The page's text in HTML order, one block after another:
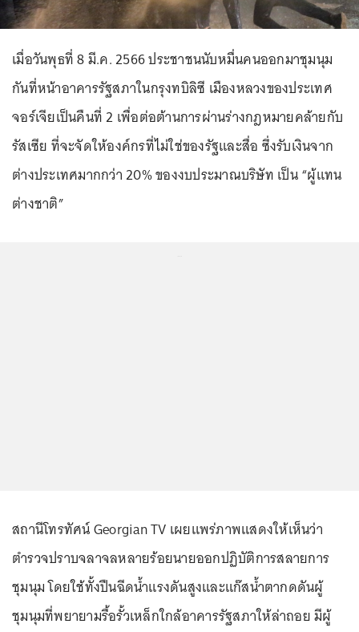
เมื่อวันพุธที่ 8 มี.ค. 2566 ประชาชนนับหมื่นคนออกมาชุมนุม
กันที่หน้าอาคารรัฐสภาในกรุงทบิลิซี เมืองหลวงของประเทศ
จอร์เจียเป็นคืนที่ 2 เพื่อต่อต้านการผ่านร่างกฎหมายคล้ายกับ
รัสเซีย ที่จะจัดให้องค์กรที่ไม่ใช่ของรัฐและสื่อ ซึ่งรับเงินจาก
ต่างประเทศมากกว่า 20% ของงบประมาณบริษัท เป็น “ผู้แทน
ต่างชาติ”
สถานีโทรทัศน์ Georgian TV เผยแพร่ภาพแสดงให้เห็นว่า
ตำรวจปราบจลาจลหลายร้อยนายออกปฏิบัติการสลายการ
ชุมนุม โดยใช้ทั้งปืนฉีดน้ำแรงดันสูงและแก๊สน้ำตากดดันผู้
ชุมนุมที่พยายามรื้อรั้วเหล็กใกล้อาคารรัฐสภาให้ล่าถอย มีผู้